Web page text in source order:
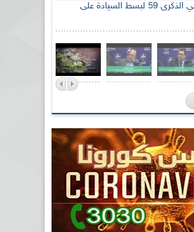
الإذاعة الجزائرية تحي الذكرى 59 لبسط السيادة على